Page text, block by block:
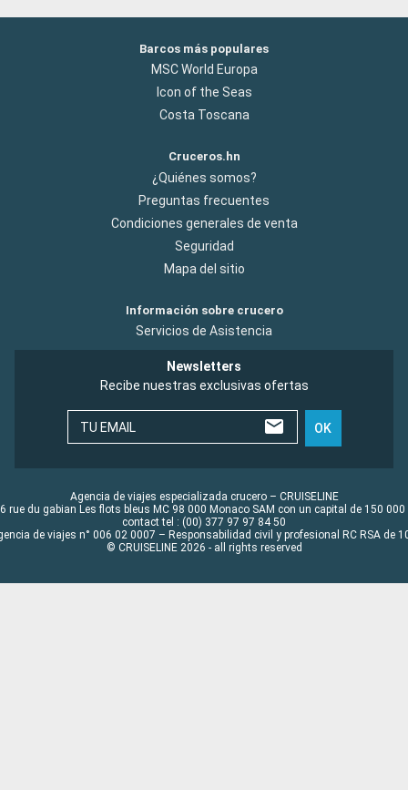
Barcos más populares
MSC World Europa
Icon of the Seas
Costa Toscana
Cruceros.hn
¿Quiénes somos?
Preguntas frecuentes
Condiciones generales de venta
Seguridad
Mapa del sitio
Información sobre crucero
Servicios de Asistencia
Newsletters
Recibe nuestras exclusivas ofertas
TU EMAIL OK
Agencia de viajes especializada crucero – CRUISELINE
rue du gabian Les flots bleus MC 98 000 Monaco SAM con un capital de 150 000
contact tel : (00) 377 97 97 84 50
de viajes n° 006 02 0007 – Responsabilidad civil y profesional RC RSA de
© CRUISELINE 2026 - all rights reserved